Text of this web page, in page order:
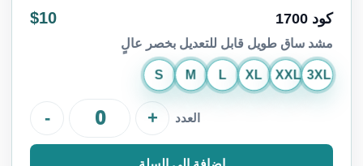
كود 1700 $10
مشد ساق طويل قابل للتعديل بخصر عالٍ
S M L XL XXL 3XL
العدد - +